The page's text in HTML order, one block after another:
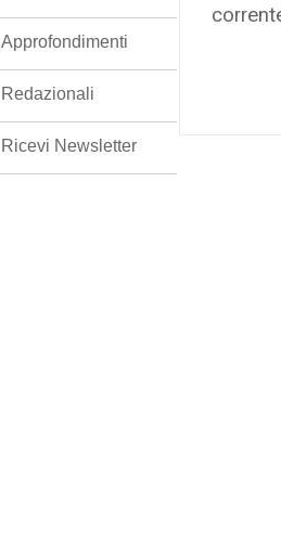
Approfondimenti
Redazionali
Ricevi Newsletter